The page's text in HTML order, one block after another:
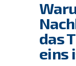
das
eins